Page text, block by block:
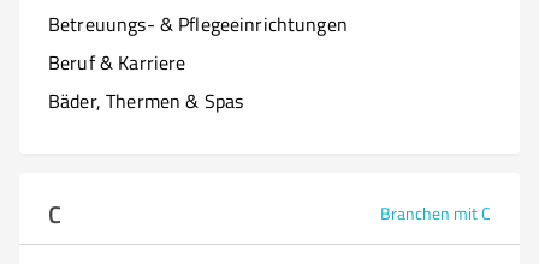
Betreuungs- & Pflegeeinrichtungen
Beruf & Karriere
Bäder, Thermen & Spas
C Branchen mit C